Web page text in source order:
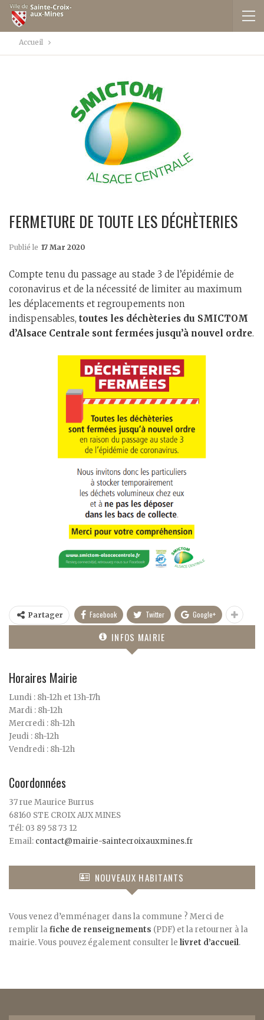
Accueil
FERMETURE DE TOUTE LES DÉCHÈTERIES
Publié le 17 Mar 2020
Compte tenu du passage au stade 3 de l’épidémie de
coronavirus et de la nécessité de limiter au maximum
les déplacements et regroupements non
indispensables, toutes les déchèteries du SMICTOM
d’Alsace Centrale sont fermées jusqu’à nouvel ordre.
Partager Facebook Twitter Google+
INFOS MAIRIE
Horaires Mairie
Lundi : 8h-12h et 13h-17h
Mardi : 8h-12h
Mercredi : 8h-12h
Jeudi : 8h-12h
Vendredi : 8h-12h
Coordonnées
37 rue Maurice Burrus
68160 STE CROIX AUX MINES
Tél: 03 89 58 73 12
Email: contact@mairie-saintecroixauxmines.fr
NOUVEAUX HABITANTS
Vous venez d’emménager dans la commune ? Merci de
remplir la fiche de renseignements (PDF) et la retourner à la
mairie. Vous pouvez également consulter le livret d’accueil.